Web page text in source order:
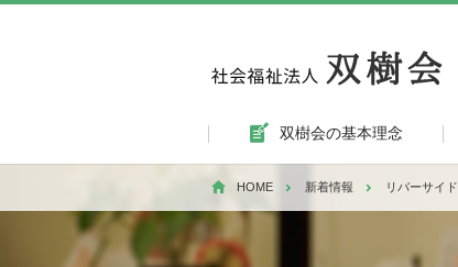
双樹会の基本理念
HOME 新着情報 リバーサイド